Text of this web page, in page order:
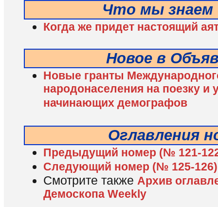
Что мы знаем
Когда же придет настоящий
Новое в
Новые гранты
народонаселения на поезку и
начинающих демографов
Оглавления
Предыдущий номер (№ 121-
Следующий номер (№ 125-126)
Смотрите также Архив
Демоскопа Weekly